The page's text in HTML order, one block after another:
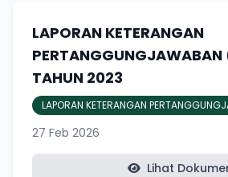
LAPORAN KETERANGAN
TAHUN 2023
LAPORAN KETERANGAN
27 Feb 2026
Lihat